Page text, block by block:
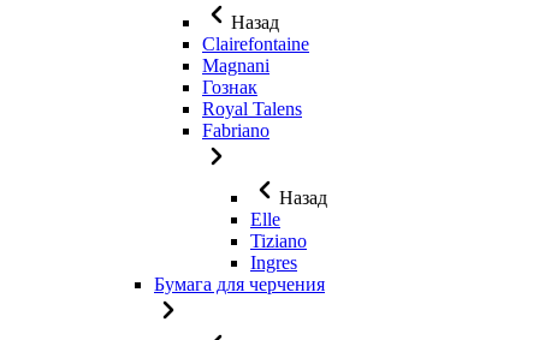
Назад
Clairefontaine
Magnani
Гознак
Royal Talens
Fabriano
Назад
Elle
Tiziano
Ingres
Бумага для черчения